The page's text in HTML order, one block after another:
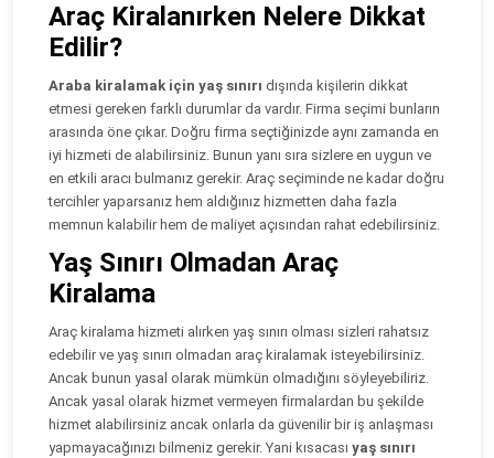
Araç Kiralanırken Nelere Dikkat
Edilir?
Araba kiralamak için yaş sınırı dışında kişilerin dikkat
etmesi gereken farklı durumlar da vardır. Firma seçimi bunların
arasında öne çıkar. Doğru firma seçtiğinizde aynı zamanda en
iyi hizmeti de alabilirsiniz. Bunun yanı sıra sizlere en uygun ve
en etkili aracı bulmanız gerekir. Araç seçiminde ne kadar doğru
tercihler yaparsanız hem aldığınız hizmetten daha fazla
memnun kalabilir hem de maliyet açısından rahat edebilirsiniz.
Yaş Sınırı Olmadan Araç
Kiralama
Araç kiralama hizmeti alırken yaş sınırı olması sizleri rahatsız
edebilir ve yaş sınırı olmadan araç kiralamak isteyebilirsiniz.
Ancak bunun yasal olarak mümkün olmadığını söyleyebiliriz.
Ancak yasal olarak hizmet vermeyen firmalardan bu şekilde
hizmet alabilirsiniz ancak onlarla da güvenilir bir iş anlaşması
yapmayacağınızı bilmeniz gerekir. Yani kısacası yaş sınırı